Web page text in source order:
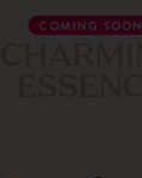
COMING SOON